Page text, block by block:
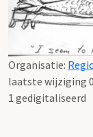
Organisatie:
laatste wijziging
1 gedigitaliseerd